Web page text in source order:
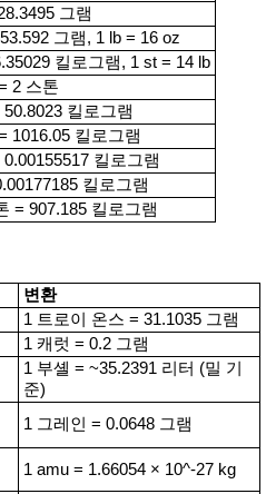
그램
그램, 1 lb = 16 oz
킬로그램, 1 st = 14 lb
2 스톤
킬로그램
1016.05 킬로그램
0.00155517 킬로그램
킬로그램
= 907.185 킬로그램
변환
1 트로이 온스 = 31.1035 그램
1 캐럿 = 0.2 그램
1 부셸 = ~35.2391 리터 (밀 기
준)
1 그레인 = 0.0648 그램
1 amu = 1.66054 × 10^-27 kg